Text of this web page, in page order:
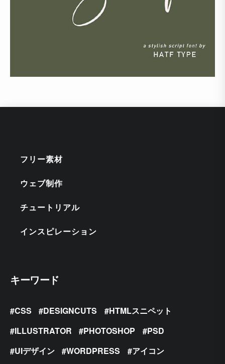
フリー素材
ウェブ制作
チュートリアル
インスピレーション
キーワード
CSS DESIGNCUTS
HTMLスニペット
ILLUSTRATOR
PHOTOSHOP
PSD
UIデザイン
WORDPRESS
アイコン